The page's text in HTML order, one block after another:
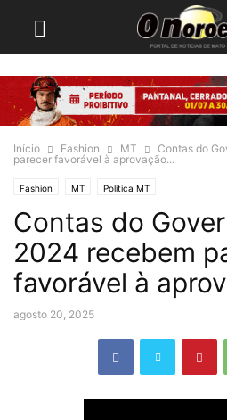
Início Fashion MT
Contas do
parecer favorável à aprovação...
Fashion MT Politica MT
Contas do
2024 recebem
favorável à
agosto 20, 2025